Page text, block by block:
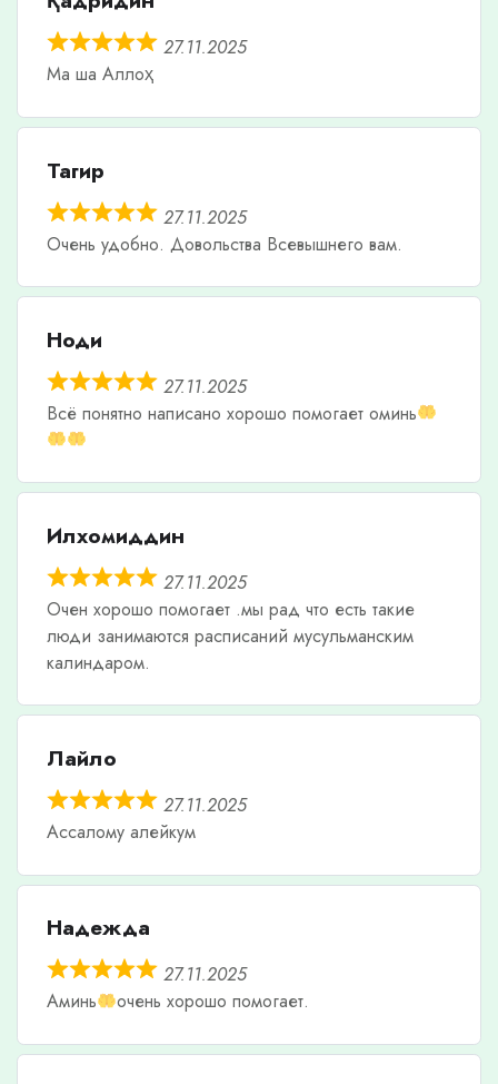
27.11.2025
Ма ша Аллоҳ
Тагир
27.11.2025
Очень удобно. Довольства Всевышнего вам.
Ноди
27.11.2025
Всë понятно написано хорошо помогает оминь
Илхомиддин
27.11.2025
Очен хорошо помогает .мы рад что есть такие
люди занимаются расписаний мусульманским
калиндаром.
Лайло
27.11.2025
Ассалому алейкум
Надежда
27.11.2025
Аминь
очень хорошо помогает.